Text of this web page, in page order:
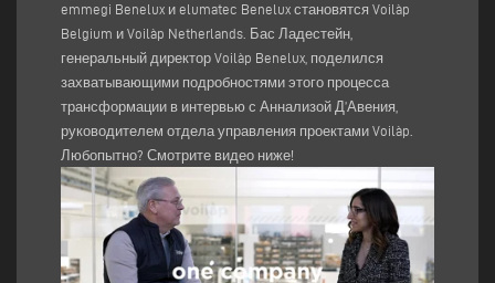
emmegi Benelux и elumatec Benelux становятся Voilàp
Belgium и Voilàp Netherlands. Бас Ладестейн,
генеральный директор Voilàp Benelux, поделился
захватывающими подробностями этого процесса
трансформации в интервью с Аннализой Д’Авения,
руководителем отдела управления проектами Voilàp.
Любопытно? Смотрите видео ниже!